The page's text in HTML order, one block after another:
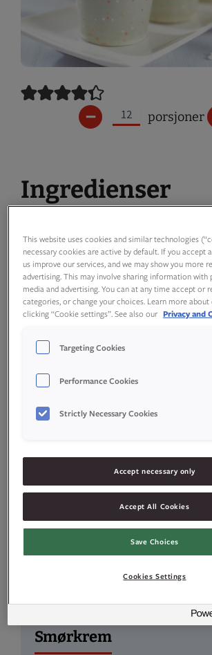
porsjoner
–
Ingredienser
Muffinsrøre
2stkmellomstore
romtempererte egg
180 gsukker
180ghvetemel
2,5tsIdun Bakepulver
0,5tsIdun
Vaniljeessens
50gsmør
Smørkrem
This website uses cookies and similar technologies
necessary cookies are active by default. If you accept
us improve our services, and we may show you more
advertising. This may involve sharing information with
media and advertising. You can at any time accept or
categories, or change your choices. Learn more about
clicking “Cookie settings”. See also our Privacy and
Targeting Cookies
Performance Cookies
Strictly Necessary Cookies
Accept necessary only
Accept All Cookies
Save Choices
Cookies Settings